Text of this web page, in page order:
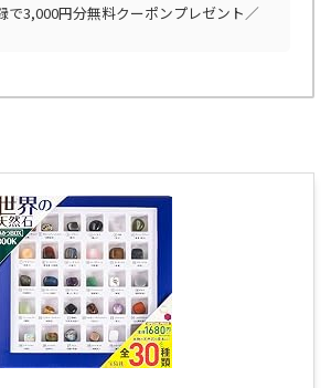
で3,000円分無料クーポンプレゼント／